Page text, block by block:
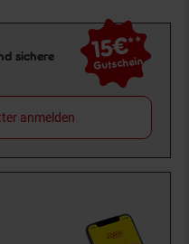
sichere
15€**
Gutschein
anmelden